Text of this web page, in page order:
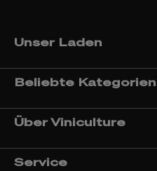
Unser Laden
Beliebte Kategorien
Über Viniculture
Service